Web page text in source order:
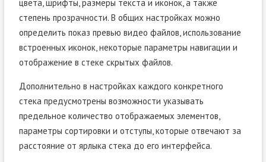
цвета, шрифты, размеры текста и иконок, а также
степень прозрачности. В общих настройках можно
определить показ превью видео файлов, использование
встроенных иконок, некоторые параметры навигации и
отображение в стеке скрытых файлов.
Дополнительно в настройках каждого конкретного
стека предусмотрены возможности указывать
предельное количество отображаемых элементов,
параметры сортировки и отступы, которые отвечают за
расстояние от ярлыка стека до его интерфейса.